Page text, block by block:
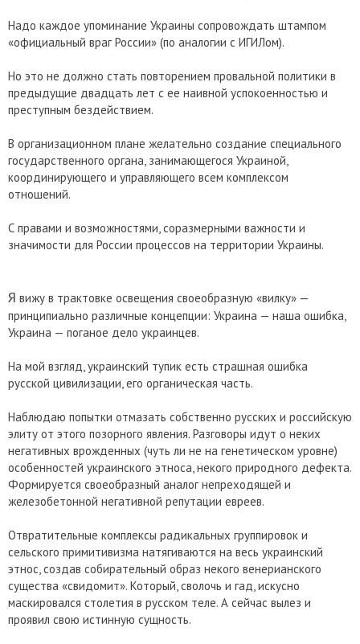
Надо каждое упоминание Украины сопровождать штампом
«официальный враг России» (по аналогии с ИГИЛом).
Но это не должно стать повторением провальной политики в
предыдущие двадцать лет с ее наивной успокоенностью и
преступным бездействием.
В организационном плане желательно создание специального
государственного органа, занимающегося Украиной,
координирующего и управляющего всем комплексом
отношений.
С правами и возможностями, соразмерными важности и
значимости для России процессов на территории Украины.
Я вижу в трактовке освещения своеобразную «вилку» —
принципиально различные концепции: Украина — наша ошибка,
Украина — поганое дело украинцев.
На мой взгляд, украинский тупик есть страшная ошибка
русской цивилизации, его органическая часть.
Наблюдаю попытки отмазать собственно русских и российскую
элиту от этого позорного явления. Разговоры идут о неких
негативных врожденных (чуть ли не на генетическом уровне)
особенностей украинского этноса, некого природного дефекта.
Формируется своеобразный аналог непреходящей и
железобетонной негативной репутации евреев.
Отвратительные комплексы радикальных группировок и
сельского примитивизма натягиваются на весь украинский
этнос, создав собирательный образ некого венерианского
существа «свидомит». Который, сволочь и гад, искусно
маскировался столетия в русском теле. А сейчас вылез и
проявил свою истинную сущность.